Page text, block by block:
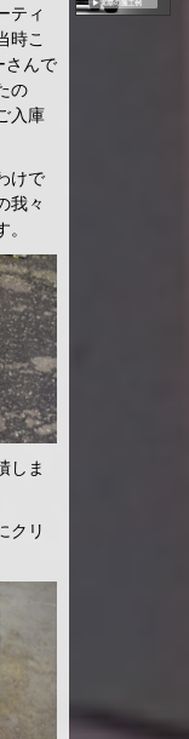
ティ
時こ
さんで
の
入庫
けで
我々
しま
クリ